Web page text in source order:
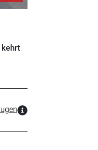
kehrt